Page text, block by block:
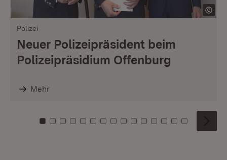
Polizei
Neuer Polizeipräsident beim
Polizeipräsidium Offenburg
Mehr
Zu Kachel: 0
Zu Kachel: 1
Zu Kachel: 2
Zu Kachel: 3
Zu Kachel: 4
Zu Kachel: 5
Zu Kachel: 6
Zu Kachel: 7
Zu Kachel: 8
Zu Kachel: 9
Zu Kachel: 10
Zu Kachel: 11
Zu Kachel: 12
Zu Kachel:
Zu